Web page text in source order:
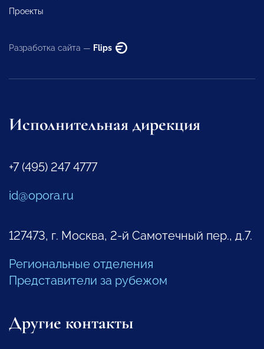
Проекты
Разработка сайта — Flips
Исполнительная дирекция
+7 (495) 247 4777
id@opora.ru
127473, г. Москва, 2-й Самотечный пер., д.7.
Региональные отделения
Представители за рубежом
Другие контакты